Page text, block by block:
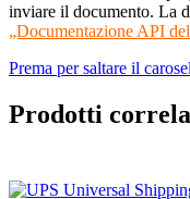
inviare il documento. La
„Documentazione API
Prema per saltare il
Prodotti